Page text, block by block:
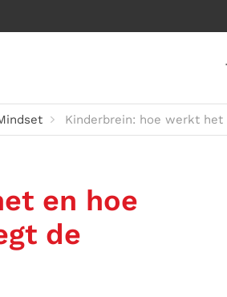
Kinderbrein: hoe werkt
en hoe
de